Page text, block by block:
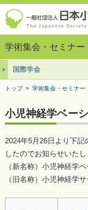
学術集会・セミナー
国際学会
トップ> 学術集会・セミナー
小児神経学ベー
2024年5月26日より下
したのでお知らせいたし
（新名称）小児神経学
（旧名称）小児神経学